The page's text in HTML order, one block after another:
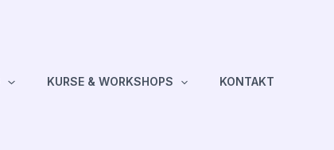
KURSE & WORKSHOPS KONTAKT